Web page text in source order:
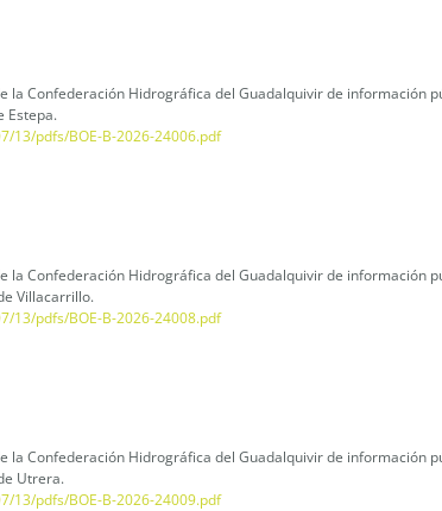
la Confederación Hidrográfica del Guadalquivir de
Estepa.
13/pdfs/BOE-B-2026-24006.pdf
la Confederación Hidrográfica del Guadalquivir de
Villacarrillo.
13/pdfs/BOE-B-2026-24008.pdf
la Confederación Hidrográfica del Guadalquivir de
Utrera.
13/pdfs/BOE-B-2026-24009.pdf